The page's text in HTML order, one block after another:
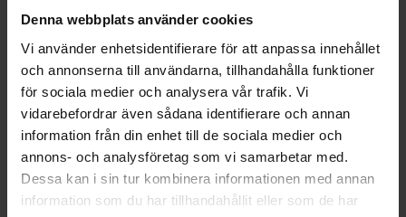
Denna webbplats använder cookies
Vi använder enhetsidentifierare för att anpassa innehållet
och annonserna till användarna, tillhandahålla funktioner
för sociala medier och analysera vår trafik. Vi
vidarebefordrar även sådana identifierare och annan
information från din enhet till de sociala medier och
annons- och analysföretag som vi samarbetar med.
Dessa kan i sin tur kombinera informationen med annan
information som du har tillhandahållit eller som de har
hos Victrix inredarna.
Ranhammarsvägen 20E
168 67 Bromma
Kundservice
Kontakta oss
Beställning och offert
Leverans
Reklamation
Monteringsanvisningar